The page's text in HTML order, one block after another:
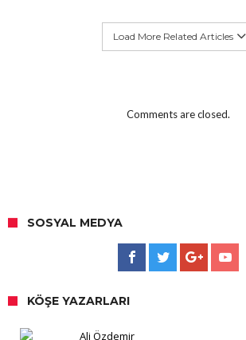
Load More Related Articles
Comments are closed.
SOSYAL MEDYA
KÖŞE YAZARLARI
Ali Özdemir